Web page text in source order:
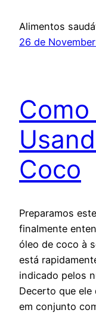
Alimentos
26 de
Coco
Preparamos
finalmente
óleo de coco à
está
indicado pelos
Decerto que ele
em conjunto